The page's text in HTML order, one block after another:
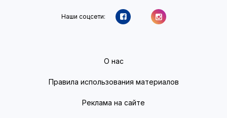
Наши соцсети:
О нас
Правила использования материалов
Реклама на сайте